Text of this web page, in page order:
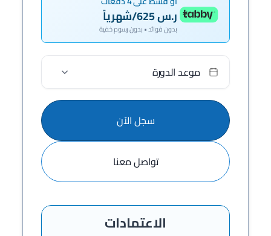
ر.س 625/شهرياً
بدون فوائد • بدون رسوم خفية
موعد الدورة
سجل الآن
تواصل معنا
الاعتمادات